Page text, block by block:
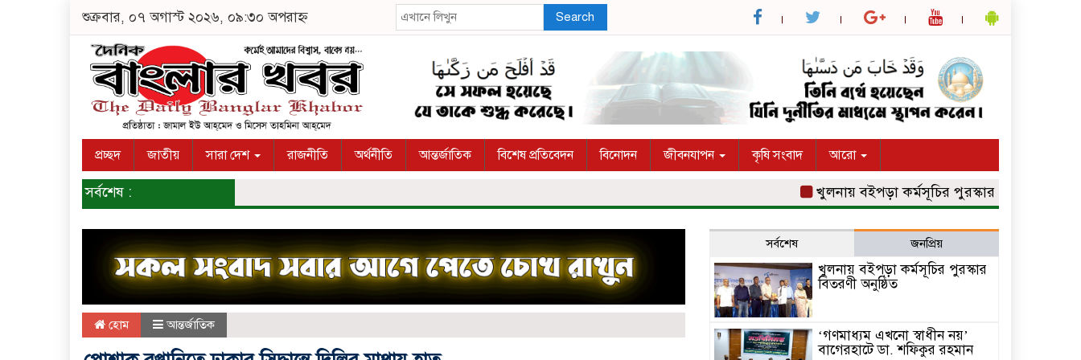
শুক্রবার, ০৭ অগাস্ট ২০২৬, ০৯:৩০ অপরাহ্ন Search
প্রচ্ছদ জাতীয় সারা দেশ রাজনীতি অর্থনীতি আন্তর্জাতিক বিশেষ প্রতিবেদন বিনোদন জীবনযাপন কৃষি সংবাদ আরো
সর্বশেষ : খুলনায় বইপড়া কর্মসূচির পুরস্কার বিতরণী অনুষ্ঠিত
হোম আন্তর্জাতিক
সর্বশেষ জনপ্রিয়
খুলনায় বইপড়া কর্মসূচির পুরস্কার
বিতরণী অনুষ্ঠিত
‘গণমাধ্যম এখনো স্বাধীন নয়’
বাগেরহাটে ডা. শফিকুর রহমান